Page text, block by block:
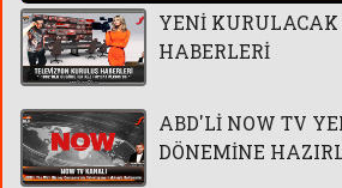
YENİ
HABERLERİ
ABD'Lİ NOW TV
DÖNEMİNE